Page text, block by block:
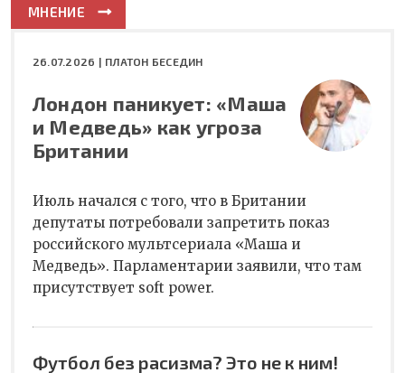
МНЕНИЕ
26.07.2026 | ПЛАТОН БЕСЕДИН
Лондон паникует: «Маша
и Медведь» как угроза
Британии
Июль начался с того, что в Британии
депутаты потребовали запретить показ
российского мультсериала «Маша и
Медведь». Парламентарии заявили, что там
присутствует soft power.
Футбол без расизма? Это не к ним!